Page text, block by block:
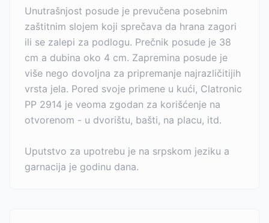
Unutrašnjost posude je prevučena posebnim
zaštitnim slojem koji sprečava da hrana zagori
ili se zalepi za podlogu. Prečnik posude je 38
cm a dubina oko 4 cm. Zapremina posude je
više nego dovoljna za pripremanje najrazličitijih
vrsta jela. Pored svoje primene u kući, Clatronic
PP 2914 je veoma zgodan za korišćenje na
otvorenom - u dvorištu, bašti, na placu, itd.
Uputstvo za upotrebu je na srpskom jeziku a
garnacija je godinu dana.